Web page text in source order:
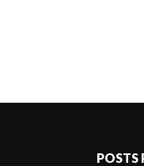
POSTS